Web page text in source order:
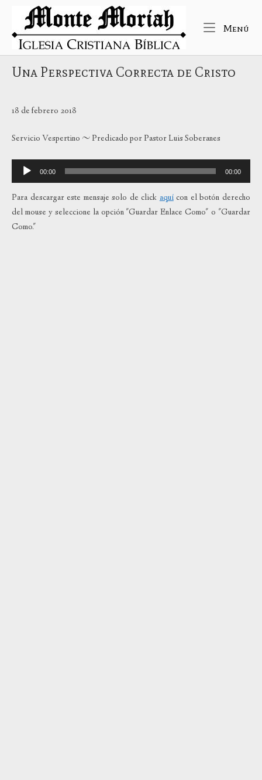
contenido
Inicio
Menú
Una Perspectiva Correcta de Cristo
18 de febrero 2018
Servicio Vespertino ~ Predicado por Pastor Luis Soberanes
Reproductor
de
audio
00:00 00:00
Para descargar este mensaje solo de clickaquícon el botón derecho
del mouse y seleccione la opción "Guardar Enlace Como" o "Guardar
Como."